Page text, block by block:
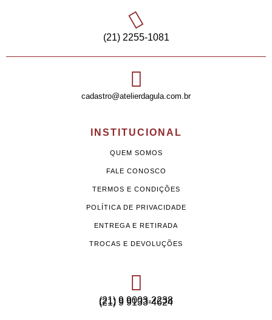
(21) 2255-1081
cadastro@atelierdagula.com.br
INSTITUCIONAL
QUEM SOMOS
FALE CONOSCO
TERMOS E CONDIÇÕES
POLÍTICA DE PRIVACIDADE
ENTREGA E RETIRADA
TROCAS E DEVOLUÇÕES
(21) 9 9003-2238
(21) 9 9133-4624